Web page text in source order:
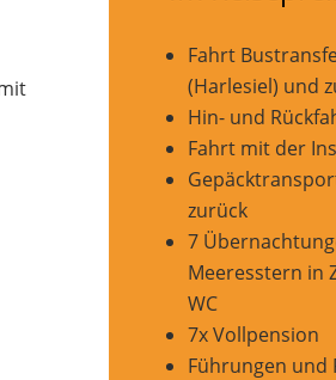
Fahrt
(Harlesiel) und
Hin- und
Fahrt mit der
zurück
7
Meeresstern in
WC
7x Vollpension
Führungen